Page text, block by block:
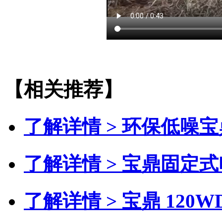
【相关推荐】
了解详情 >环保低噪
了解详情 > 宝鼎固定
了解详情 > 宝鼎